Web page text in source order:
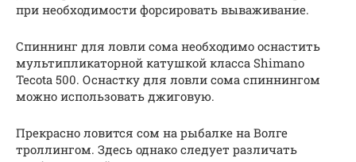
при необходимости форсировать вываживание.
Спиннинг для ловли сома необходимо оснастить
мультипликаторной катушкой класса Shimano
Tecota 500. Оснастку для ловли сома спиннингом
можно использовать джиговую.
Прекрасно ловится сом на рыбалке на Волге
троллингом. Здесь однако следует различать